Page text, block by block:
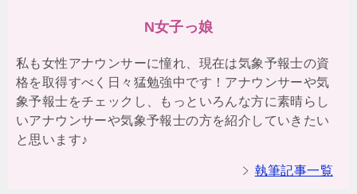
N女子っ娘
私も女性アナウンサーに憧れ、現在は気象予報士の資
格を取得すべく日々猛勉強中です！アナウンサーや気
象予報士をチェックし、もっといろんな方に素晴らし
いアナウンサーや気象予報士の方を紹介していきたい
と思います♪
執筆記事一覧